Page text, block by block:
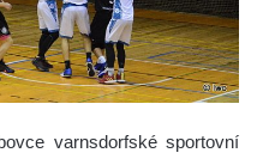
varnsdorfské sportovní